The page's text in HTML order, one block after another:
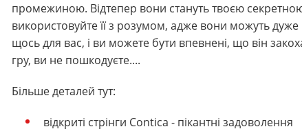
промежиною. Відтепер вони стануть твоєю
використовуйте її з розумом, адже вони можуть
щось для вас, і ви можете бути впевнені, що він
гру, ви не пошкодуєте....
Більше деталей тут:
відкриті стрінги Contica - пікантні задоволення